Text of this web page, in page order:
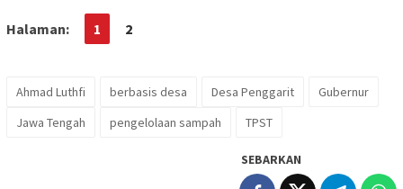
Halaman: 1 2
Ahmad Luthfi berbasis desa Desa Penggarit
Gubernur
Jawa Tengah
pengelolaan sampah TPST
SEBARKAN